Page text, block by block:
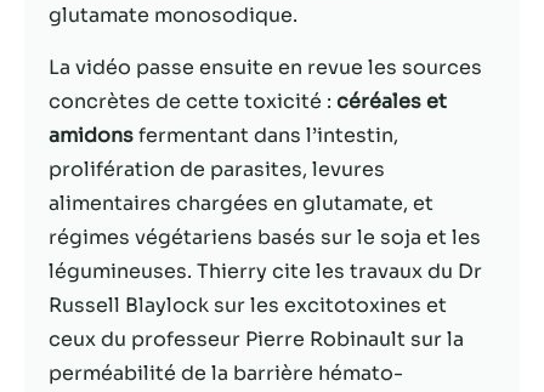
glutamate monosodique.
La vidéo passe ensuite en revue les sources
concrètes de cette toxicité : céréales et
amidonsfermentant dans l’intestin,
prolifération de parasites, levures
alimentaires chargées en glutamate, et
régimes végétariens basés sur le soja et les
légumineuses. Thierry cite les travaux du Dr
Russell Blaylock sur les excitotoxines et
ceux du professeur Pierre Robinault sur la
perméabilité de la barrière hémato-
Experience
Afin que notre
site Web
fonctionne
aussi bien que
possible lors
de votre visite.
Si vous refusez
ces cookies,
certaines
fonctionnalités
disparaîtront
du site Web.